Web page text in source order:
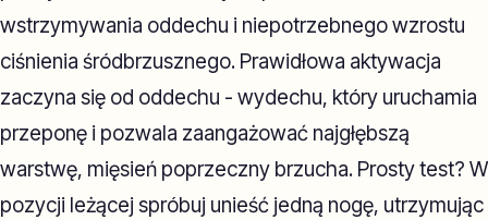
wstrzymywania oddechu i niepotrzebnego wzrostu
ciśnienia śródbrzusznego. Prawidłowa aktywacja
zaczyna się od oddechu - wydechu, który uruchamia
przeponę i pozwala zaangażować najgłębszą
warstwę, mięsień poprzeczny brzucha. Prosty test? W
pozycji leżącej spróbuj unieść jedną nogę, utrzymując